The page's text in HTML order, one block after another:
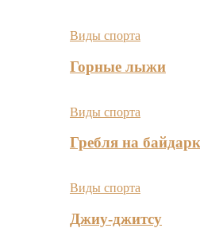
Виды спорта
Горные лыжи
Виды спорта
Гребля на
Виды спорта
Джиу-джитсу